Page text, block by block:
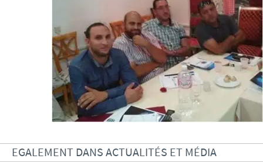
EGALEMENT DANS ACTUALITÉS ET MÉDIA